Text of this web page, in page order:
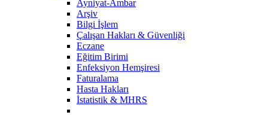
Ayniyat-Ambar
Arşiv
Bilgi İşlem
Çalışan Hakları & Güvenliği
Eczane
Eğitim Birimi
Enfeksiyon Hemşiresi
Faturalama
Hasta Hakları
İstatistik & MHRS